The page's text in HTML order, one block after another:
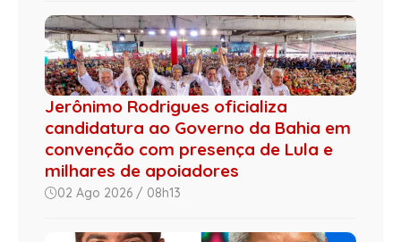
Jerônimo Rodrigues oficializa
candidatura ao Governo da Bahia em
convenção com presença de Lula e
milhares de apoiadores
02 Ago 2026 / 08h13